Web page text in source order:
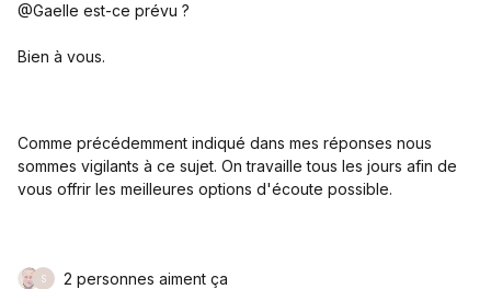
@Gaelle est-ce prévu ?
Bien à vous.
Comme précédemment indiqué dans mes réponses nous
sommes vigilants à ce sujet. On travaille tous les jours afin de
vous offrir les meilleures options d'écoute possible.
S 2 personnes aiment ça